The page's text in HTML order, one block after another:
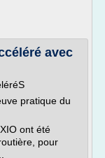
avec
pratique du
ont été
pour